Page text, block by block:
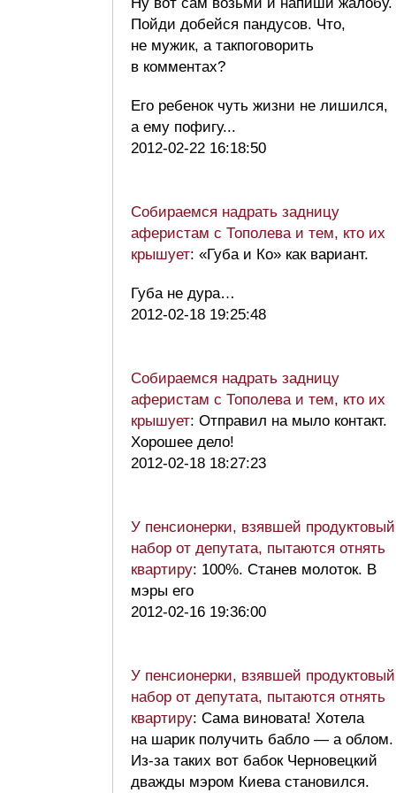
Ну вот сам возьми и напиши жалобу.
Пойди добейся пандусов. Что,
не мужик, а такпоговорить
в комментах?
Его ребенок чуть жизни не лишился,
а ему пофигу...
2012-02-22 16:18:50
Собираемся надрать задницу
аферистам с Тополева и тем, кто их
крышует: «Губа и Ко» как вариант.
Губа не дура…
2012-02-18 19:25:48
Собираемся надрать задницу
аферистам с Тополева и тем, кто их
крышует: Отправил на мыло контакт.
Хорошее дело!
2012-02-18 18:27:23
У пенсионерки, взявшей продуктовый
набор от депутата, пытаются отнять
квартиру: 100%. Станев молоток. В
мэры его
2012-02-16 19:36:00
У пенсионерки, взявшей продуктовый
набор от депутата, пытаются отнять
квартиру: Сама виновата! Хотела
на шарик получить бабло — а облом.
Из-за таких вот бабок Черновецкий
дважды мэром Киева становился.